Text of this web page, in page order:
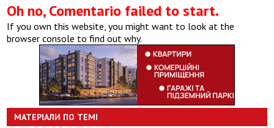
Oh no, Comentario failed to start.
If you own this website, you might want to look at the
browser console to find out why.
МАТЕРІАЛИ ПО ТЕМІ